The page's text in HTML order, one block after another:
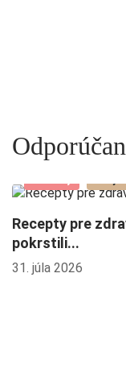
Recepty pre
pokrstili...
31. júla 2026